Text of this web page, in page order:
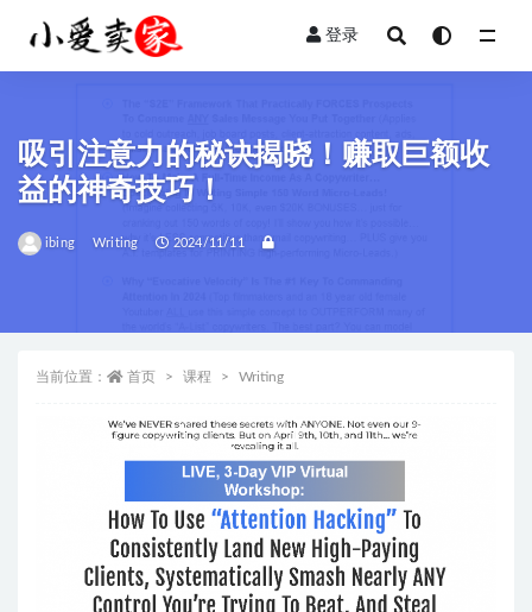
登录
吸引注意力的秘诀揭晓！赚取巨额收
益的神奇技巧！
ibing Writing 2024/11/11
当前位置： 首页 课程 Writing